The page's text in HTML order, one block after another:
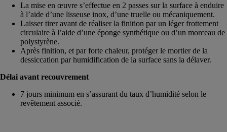
La mise en œuvre s’effectue en 2 passes sur la surface à enduire
à l’aide d’une lisseuse inox, d’une truelle ou mécaniquement.
Laisser tirer avant de réaliser la finition par un léger frottement
circulaire à l’aide d’une éponge synthétique ou d’un morceau de
polystyrène.
Après finition, et par forte chaleur, protéger le mortier de la
dessiccation par humidification de la surface sans la délaver.
Délai avant recouvrement
7 jours minimum en s’assurant du taux d’humidité selon le
revêtement associé.